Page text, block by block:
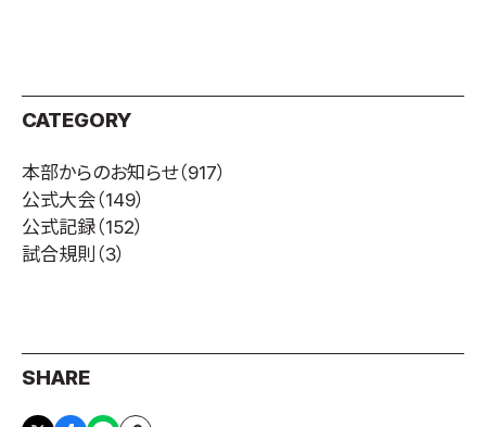
CATEGORY
本部からのお知らせ（917）
公式大会（149）
公式記録（152）
試合規則 （3）
SHARE